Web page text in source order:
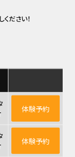
ださい！
体験予約
体験予約